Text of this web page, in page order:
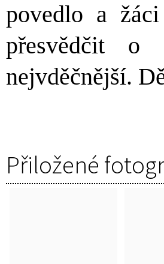
povedlo a
přesvědčit
nejvděčnější.
Přiložené